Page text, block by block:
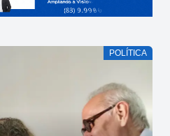
POLÍTICA